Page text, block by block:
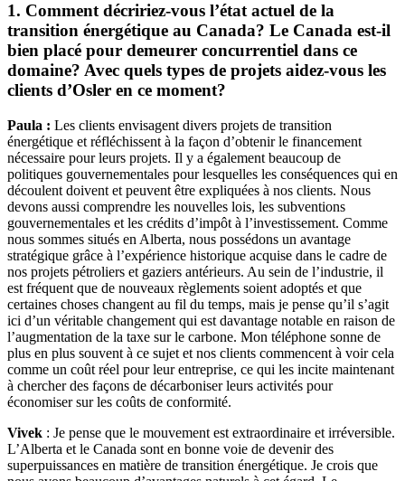
1. Comment décririez-vous l’état actuel de la
transition énergétique au Canada? Le Canada est-il
bien placé pour demeurer concurrentiel dans ce
domaine? Avec quels types de projets aidez-vous les
clients d’Osler en ce moment?
Paula : Les clients envisagent divers projets de transition
énergétique et réfléchissent à la façon d’obtenir le financement
nécessaire pour leurs projets. Il y a également beaucoup de
politiques gouvernementales pour lesquelles les conséquences qui en
découlent doivent et peuvent être expliquées à nos clients. Nous
devons aussi comprendre les nouvelles lois, les subventions
gouvernementales et les crédits d’impôt à l’investissement. Comme
nous sommes situés en Alberta, nous possédons un avantage
stratégique grâce à l’expérience historique acquise dans le cadre de
nos projets pétroliers et gaziers antérieurs. Au sein de l’industrie, il
est fréquent que de nouveaux règlements soient adoptés et que
certaines choses changent au fil du temps, mais je pense qu’il s’agit
ici d’un véritable changement qui est davantage notable en raison de
l’augmentation de la taxe sur le carbone. Mon téléphone sonne de
plus en plus souvent à ce sujet et nos clients commencent à voir cela
comme un coût réel pour leur entreprise, ce qui les incite maintenant
à chercher des façons de décarboniser leurs activités pour
économiser sur les coûts de conformité.
Vivek : Je pense que le mouvement est extraordinaire et irréversible.
L’Alberta et le Canada sont en bonne voie de devenir des
superpuissances en matière de transition énergétique. Je crois que